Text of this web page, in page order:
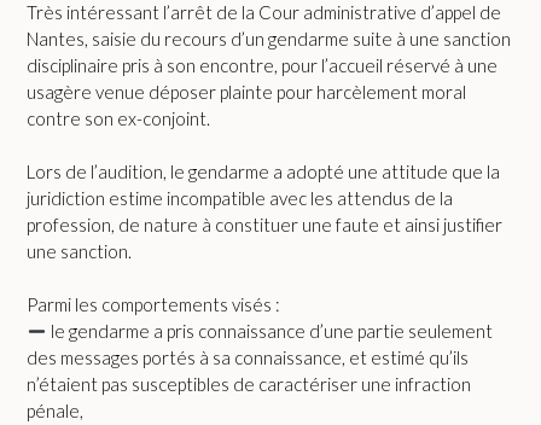
Très intéressant l’arrêt de la Cour administrative d’appel de
Nantes, saisie du recours d’un gendarme suite à une sanction
disciplinaire pris à son encontre, pour l’accueil réservé à une
usagère venue déposer plainte pour harcèlement moral
contre son ex-conjoint.
Lors de l’audition, le gendarme a adopté une attitude que la
juridiction estime incompatible avec les attendus de la
profession, de nature à constituer une faute et ainsi justifier
une sanction.
Parmi les comportements visés :
le gendarme a pris connaissance d’une partie seulement
des messages portés à sa connaissance, et estimé qu’ils
n’étaient pas susceptibles de caractériser une infraction
pénale,